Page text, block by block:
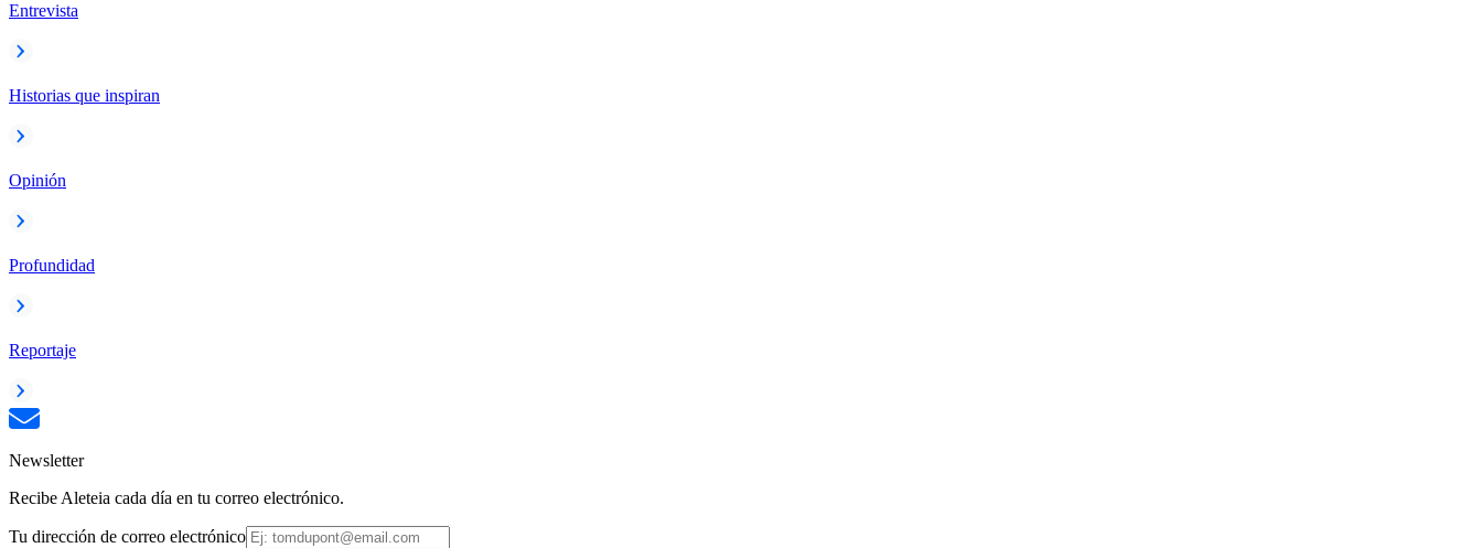
Entrevista
Historias que inspiran
Opinión
Profundidad
Reportaje
Newsletter
Recibe Aleteia cada día en tu correo electrónico.
Tu dirección de correo electrónico